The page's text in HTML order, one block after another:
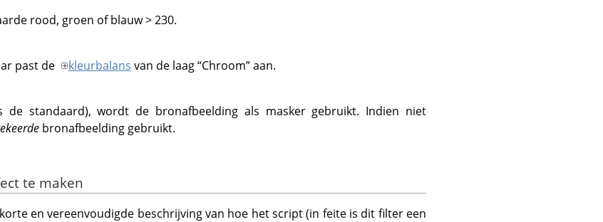
rood, groen of blauw > 230.
past de
kleurbalans van de laag“Chroom”aan.
de standaard), wordt de bronafbeelding als masker gebruikt. Indien niet
bronafbeelding gebruikt.
te maken
en vereenvoudigde beschrijving van hoe het script (in feite is dit filter een